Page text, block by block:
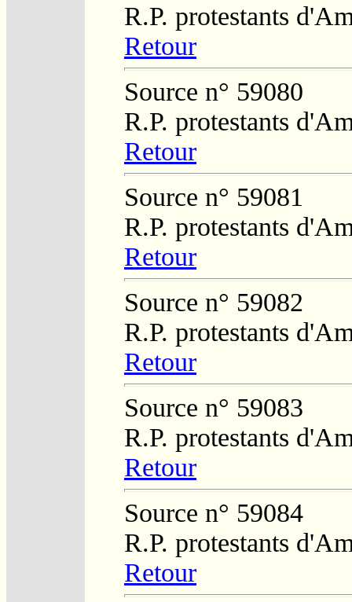
R.P. protestants
Retour
Source n° 59080
R.P. protestants
Retour
Source n° 59081
R.P. protestants
Retour
Source n° 59082
R.P. protestants
Retour
Source n° 59083
R.P. protestants
Retour
Source n° 59084
R.P. protestants
Retour